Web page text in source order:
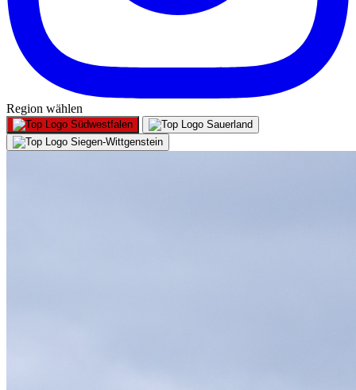
Region wählen
Südwestfalen
Sauerland
Siegen-Wittgenstein